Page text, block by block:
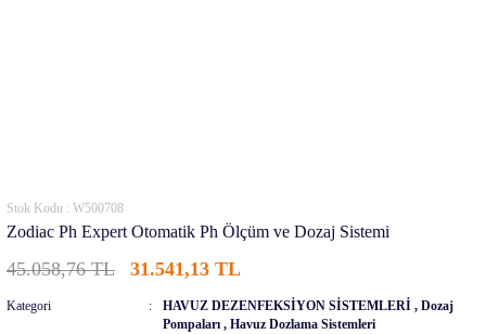
Stok Kodu : W500708
Zodiac Ph Expert Otomatik Ph Ölçüm ve Dozaj Sistemi
45.058,76 TL 31.541,13 TL
Kategori HAVUZ DEZENFEKSİYON SİSTEMLERİ , Dozaj
Pompaları , Havuz Dozlama Sistemleri